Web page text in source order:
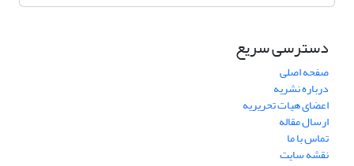
دسترسی سریع
صفحه اصلی
درباره نشریه
اعضای هیات تحریریه
ارسال مقاله
تماس با ما
نقشه سایت